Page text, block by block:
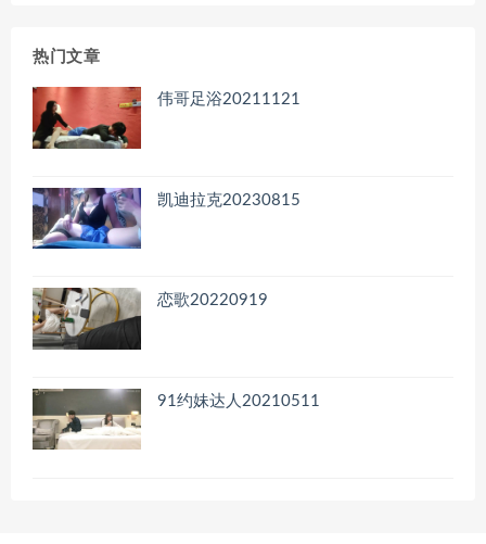
热门文章
伟哥足浴20211121
凯迪拉克20230815
恋歌20220919
91约妹达人20210511